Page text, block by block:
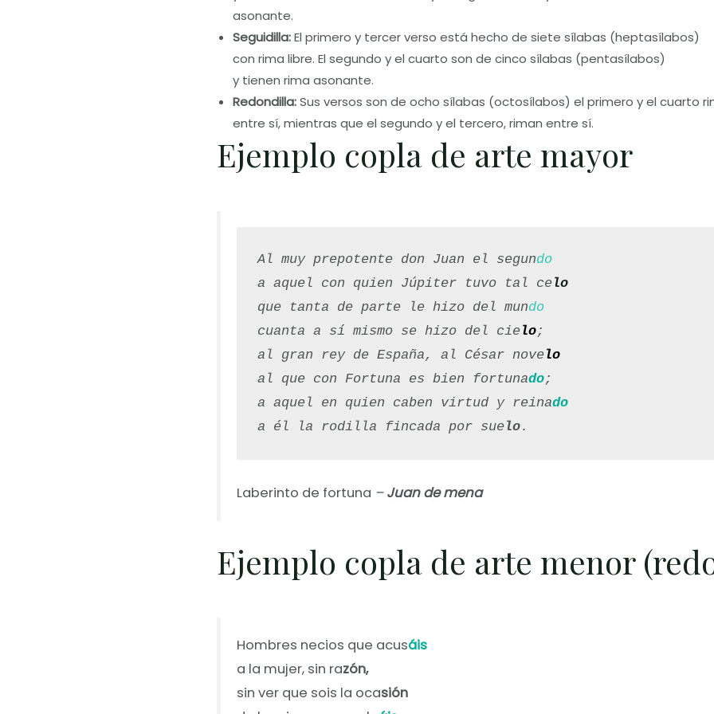
asonante.
Seguidilla:El primero y tercer verso está hecho de siete sílabas (heptasílabos)
con rima libre. El segundo y el cuarto son de cinco sílabas (pentasílabos)
y tienen rima asonante.
Redondilla:Sus versos son de ocho sílabas (octosílabos) el primero y el cuarto
entre sí, mientras que el segundo y el tercero, riman entre sí.
Ejemplo copla de arte mayor
Al muy prepotente don Juan el segundo
a aquel con quien Júpiter tuvo tal celo
que tanta de parte le hizo del mundo
cuanta a sí mismo se hizo del cielo;
al gran rey de España, al César novelo
al que con Fortuna es bien fortunado;
a aquel en quien caben virtud y reinado
a él la rodilla fincada por suelo.
Laberinto de fortuna –Juan de mena
Ejemplo copla de arte menor
Hombres necios que acusáis
a la mujer, sin razón,
sin ver que sois la ocasión